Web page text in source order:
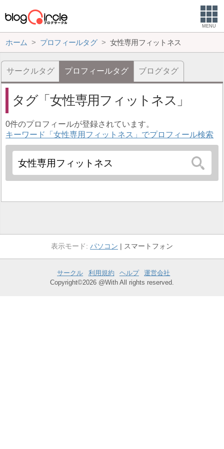
MENU
ホーム プロフィールタグ 女性専用フィットネス
サークルタグ プロフィールタグ ブログタグ
タグ 女性専用フィットネス
0件のプロフィールが登録されています。
キーワード「女性専用フィットネス」でプロフィール検索
パソコン スマートフォン
サークル 利用規約 ヘルプ
運営会社
Copyright©2026 @With All rights reserved.